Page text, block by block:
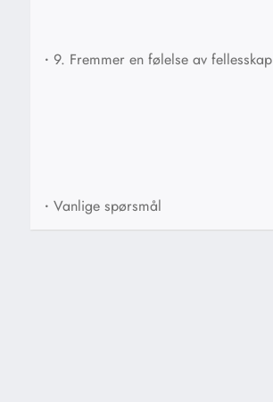
• 9. Fremmer en følelse av fellesskap
• Vanlige spørsmål